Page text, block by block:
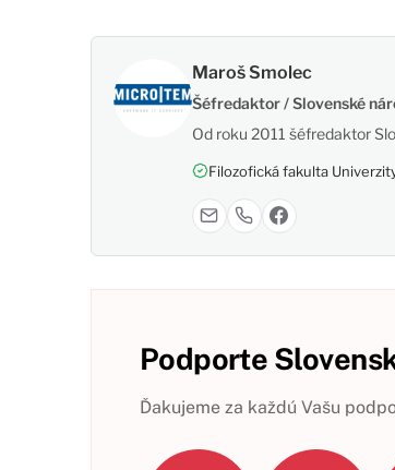
Maroš Smolec
Šéfredaktor / Slovenské
Od roku 2011 šéfredaktor
Filozofická fakulta
Podporte
Ďakujeme za každú Vašu